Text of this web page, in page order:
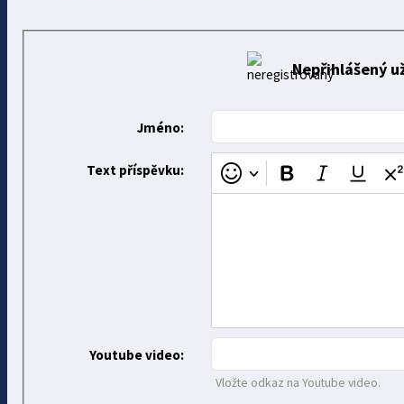
Nepřihlášený
Jméno:
Text příspěvku:
Youtube video:
Vložte odkaz na Youtube video.